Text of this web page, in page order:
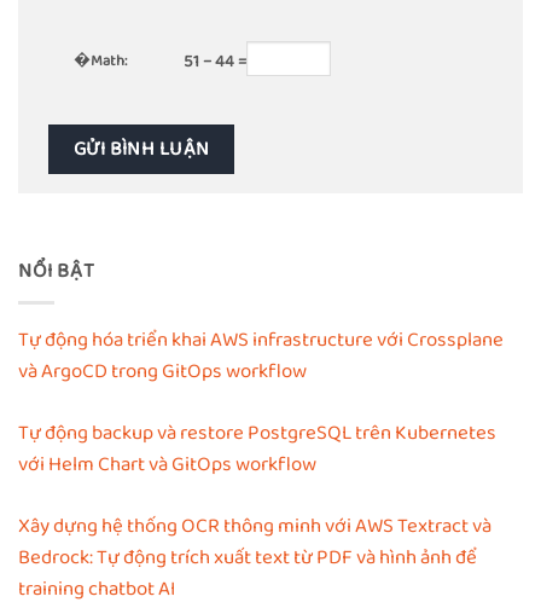
�Math: 51 − 44 =
NỔI BẬT
Tự động hóa triển khai AWS infrastructure với Crossplane
và ArgoCD trong GitOps workflow
Tự động backup và restore PostgreSQL trên Kubernetes
với Helm Chart và GitOps workflow
Xây dựng hệ thống OCR thông minh với AWS Textract và
Bedrock: Tự động trích xuất text từ PDF và hình ảnh để
training chatbot AI